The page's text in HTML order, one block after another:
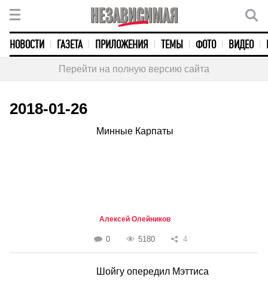
НОВОСТИ ГАЗЕТА ПРИЛОЖЕНИЯ ТЕМЫ ФОТО ВИДЕО
Перейти на полную версию сайта
2018-01-26
Минные Карпаты
Алексей Олейников
0 5180 4
Шойгу опередил Мэттиса